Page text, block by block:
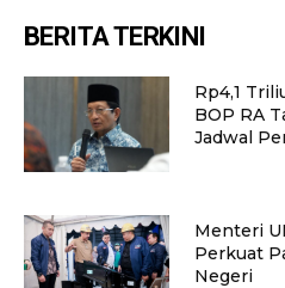
BERITA TERKINI
Rp4,1
BOP RA
Jadwal
Menteri
Perkuat
Negeri